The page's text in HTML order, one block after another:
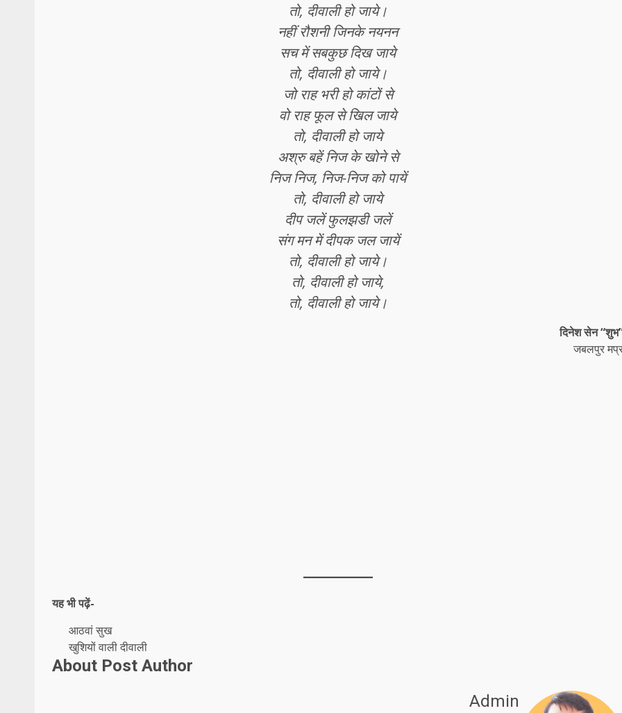
तो, दीवाली हो जाये।
नहीं रौशनी जिनके नयनन
सच में सबकुछ दिख जाये
तो, दीवाली हो जाये।
जो राह भरी हो कांटों से
वो राह फूल से खिल जाये
तो, दीवाली हो जाये
अश्रु बहें निज के खोने से
निज निज, निज-निज को पायें
तो, दीवाली हो जाये
दीप जलें फुलझडी जलें
संग मन में दीपक जल जायें
तो, दीवाली हो जाये।
तो, दीवाली हो जाये,
तो, दीवाली हो जाये।
दिनेश सेन
जबलपुर
यह भी पढ़ें-
आठवां सुख
खुशियों वाली दीवाली
About Post Author
Admin